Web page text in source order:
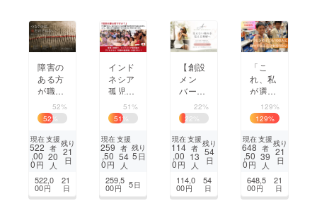
障害の
ある方
が職人
技術で
誇りを
持つ社
会へ
52%
52%
現在
522
,00
0円
支援
者
20
人
残り
21
日
522,0
00円
21
日
インド
ネシア
孤児院
の子ど
もたち
に夢を
届ける
音楽イ
ベント
ミュー
ジッ
51%
51%
現在
259
,50
0円
支援
者
54
人
残り
5日
259,5
00円 5日
【創設
メン
バー募
集】見
えない
痛みを
「ひと
りじゃ
ない」
22%
22
現在
114
,00
0円
支援
者
13
人
残り
54
日
114,0
00円
54
日
「こ
れ、私
が選ん
だ靴」
フィリ
ピンの
子ども
100人
に、自
ぶ喜び
を贈り
129%
129%
現在
648
,50
0円
支援
者
39
人
残り
21
日
648,5
00円
21
日